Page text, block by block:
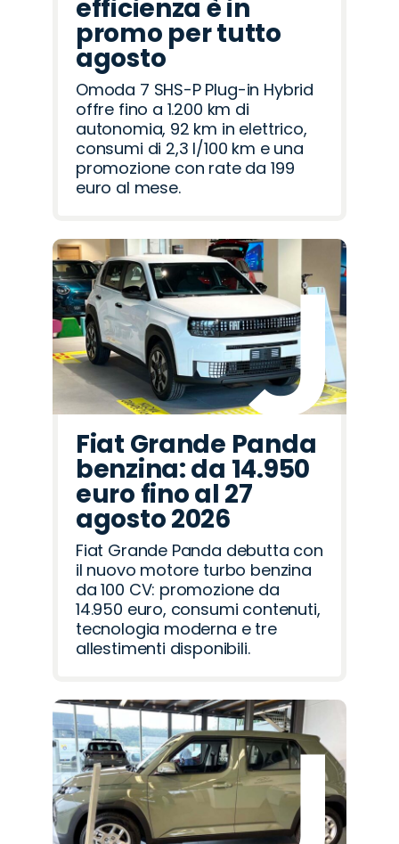
efficienza è in
promo per tutto
agosto
Omoda 7 SHS-P Plug-in Hybrid
offre fino a 1.200 km di
autonomia, 92 km in elettrico,
consumi di 2,3 l/100 km e una
promozione con rate da 199
euro al mese.
Fiat Grande Panda
benzina: da 14.950
euro fino al 27
agosto 2026
Fiat Grande Panda debutta con
il nuovo motore turbo benzina
da 100 CV: promozione da
14.950 euro, consumi contenuti,
tecnologia moderna e tre
allestimenti disponibili.